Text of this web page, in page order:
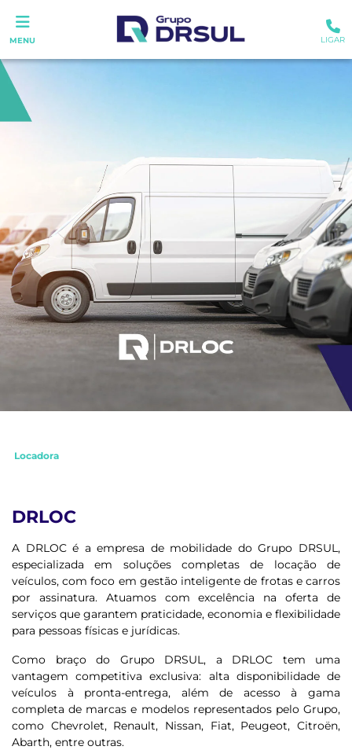
MENU LIGAR
Locadora
DRLOC
A DRLOC é a empresa de mobilidade do Grupo DRSUL,
especializada em soluções completas de locação de
veículos, com foco em gestão inteligente de frotas e carros
por assinatura. Atuamos com excelência na oferta de
serviços que garantem praticidade, economia e flexibilidade
para pessoas físicas e jurídicas.
Como braço do Grupo DRSUL, a DRLOC tem uma
vantagem competitiva exclusiva: alta disponibilidade de
veículos à pronta-entrega, além de acesso à gama
completa de marcas e modelos representados pelo Grupo,
como Chevrolet, Renault, Nissan, Fiat, Peugeot, Citroën,
Abarth, entre outras.